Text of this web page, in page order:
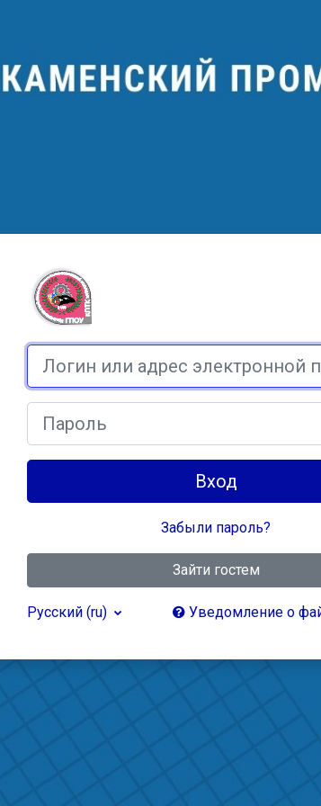
Зайти на Платформа
Логин или адрес электронной почты
Вход
Забыли пароль?
Зайти гостем
Русский ‎(ru)‎ Уведомление о